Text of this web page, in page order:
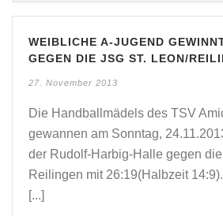
WEIBLICHE A-JUGEND
GEGEN DIE JSG ST. LEON/
27. November 2013
Die Handballmädels des TSV
gewannen am Sonntag,
der Rudolf-Harbig-Halle gegen
Reilingen mit 26:19(Halbzeit
[...]